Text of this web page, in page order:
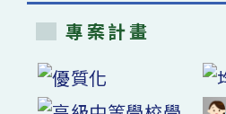
專案計畫